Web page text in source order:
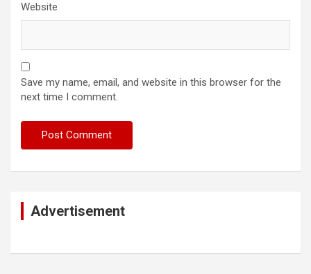
Website
Save my name, email, and website in this browser for the
next time I comment.
Advertisement